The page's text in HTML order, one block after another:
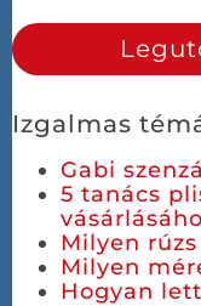
Izgalmas
Gabi
5 tanács
Milyen
Milyen
Hogyan